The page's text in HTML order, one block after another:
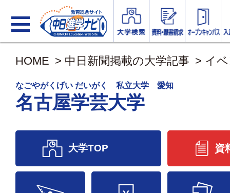
HOME > 中日新聞掲載の大学記事 > イ
なごやがくげい だいがく 私立大学 愛知
名古屋学芸大学
資
大学TOP